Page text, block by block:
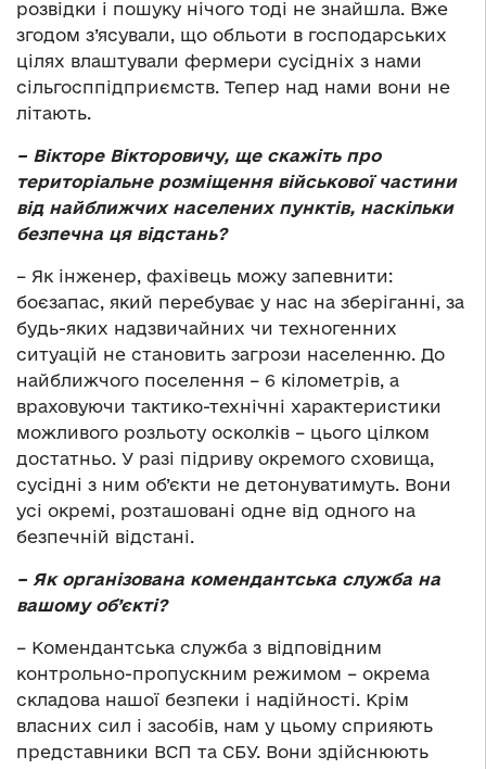
розвідки і пошуку нічого тоді не знайшла. Вже
згодом з’ясували, що обльоти в господарських
цілях влаштували фермери сусідніх з нами
сільгосппідприємств. Тепер над нами вони не
літають.
– Вікторе Вікторовичу, ще скажіть про
територіальне розміщення військової частини
від найближчих населених пунктів, наскільки
безпечна ця відстань?
– Як інженер, фахівець можу запевнити:
боєзапас, який перебуває у нас на зберіганні, за
будь-яких надзвичайних чи техногенних
ситуацій не становить загрози населенню. До
найближчого поселення – 6 кілометрів, а
враховуючи тактико-технічні характеристики
можливого розльоту осколків – цього цілком
достатньо. У разі підриву окремого сховища,
сусідні з ним об’єкти не детонуватимуть. Вони
усі окремі, розташовані одне від одного на
безпечній відстані.
– Як організована комендантська служба на
вашому об’єкті?
– Комендантська служба з відповідним
контрольно-пропускним режимом – окрема
складова нашої безпеки і надійності. Крім
власних сил і засобів, нам у цьому сприяють
представники ВСП та СБУ. Вони здійснюють